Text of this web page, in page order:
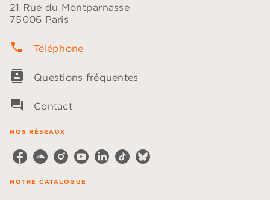
21 Rue du Montparnasse
75006 Paris
phone Téléphone
contacts Questions fréquentes
question_answer Contact
NOS RÉSEAUX
NOTRE CATALOGUE